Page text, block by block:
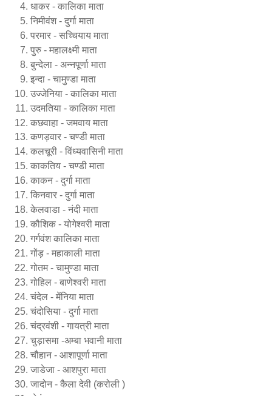
धाकर - कालिका माता
निमीवंश - दुर्गा माता
परमार - सच्चियाय माता
पुरु - महालक्ष्मी माता
बुन्देला - अन्नपूर्णा माता
इन्दा - चामुण्डा माता
उज्जेनिया - कालिका माता
उदमतिया - कालिका माता
कछवाहा - जमवाय माता
कणड़वार - चण्डी माता
कलचूरी - विंध्यवासिनी माता
काकतिय - चण्डी माता
काकन - दुर्गा माता
किनवार - दुर्गा माता
केलवाडा - नंदी माता
कौशिक - योगेश्वरी माता
गर्गवंश कालिका माता
गोंड़ - महाकाली माता
गोतम - चामुण्डा माता
गोहिल - बाणेश्वरी माता
चंदेल - मेंनिया माता
चंदोसिया - दुर्गा माता
चंद्रवंशी - गायत्री माता
चुड़ासमा -अम्बा भवानी माता
चौहान - आशापूर्णा माता
जाडेजा - आशपुरा माता
जादोन - कैला देवी (करोली )